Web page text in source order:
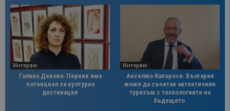
Интервю
Галина Декова: Перник има
потенциал за културна
дестинация
Интервю
Анселмо Капороси: България
може да съчетае автентичния
туризъм с технологиите на
бъдещето